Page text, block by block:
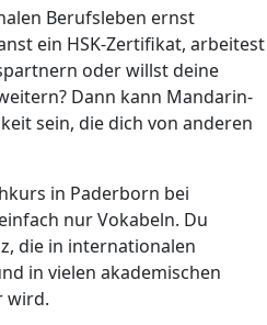
Berufsleben ernst
ein HSK-Zertifikat, arbeitest
oder willst deine
Dann kann Mandarin-
sein, die dich von anderen
in Paderborn bei
nur Vokabeln. Du
die in internationalen
in vielen akademischen
wird.